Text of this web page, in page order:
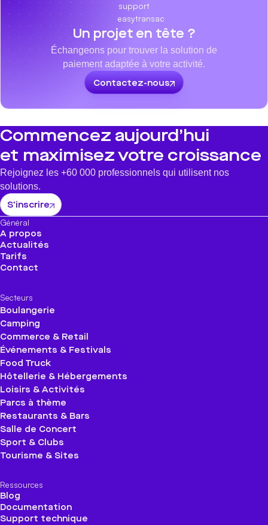
Un projet en tête ?
Échangeons pour trouver la solution de
paiement adaptée à votre activité.
Contactez-nous
Commencez aujourd’hui
et maximisez votre croissance
Rejoignez les +60 000 professionnels qui utilisent nos
solutions.
S'inscrire
Général
A propos
Actualités
Tarifs
Contact
Secteurs
Boulangerie
Camping
Commerce & Retail
Événements & Festivals
Food Truck
Hôtellerie & Hébergements
Loisirs & Activités
Parcs à thème
Restaurants & Bars
Salle de Concert
Sport & Clubs
Tourisme & Sites
Ressources
Blog
Documentation
Support technique